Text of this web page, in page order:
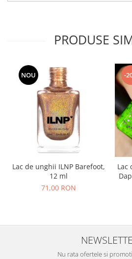
PRODUSE
NOU
Lac de unghii ILNP Barefoot,
12 ml
71,00 RON
-
Lac
Nu rata ofertele si